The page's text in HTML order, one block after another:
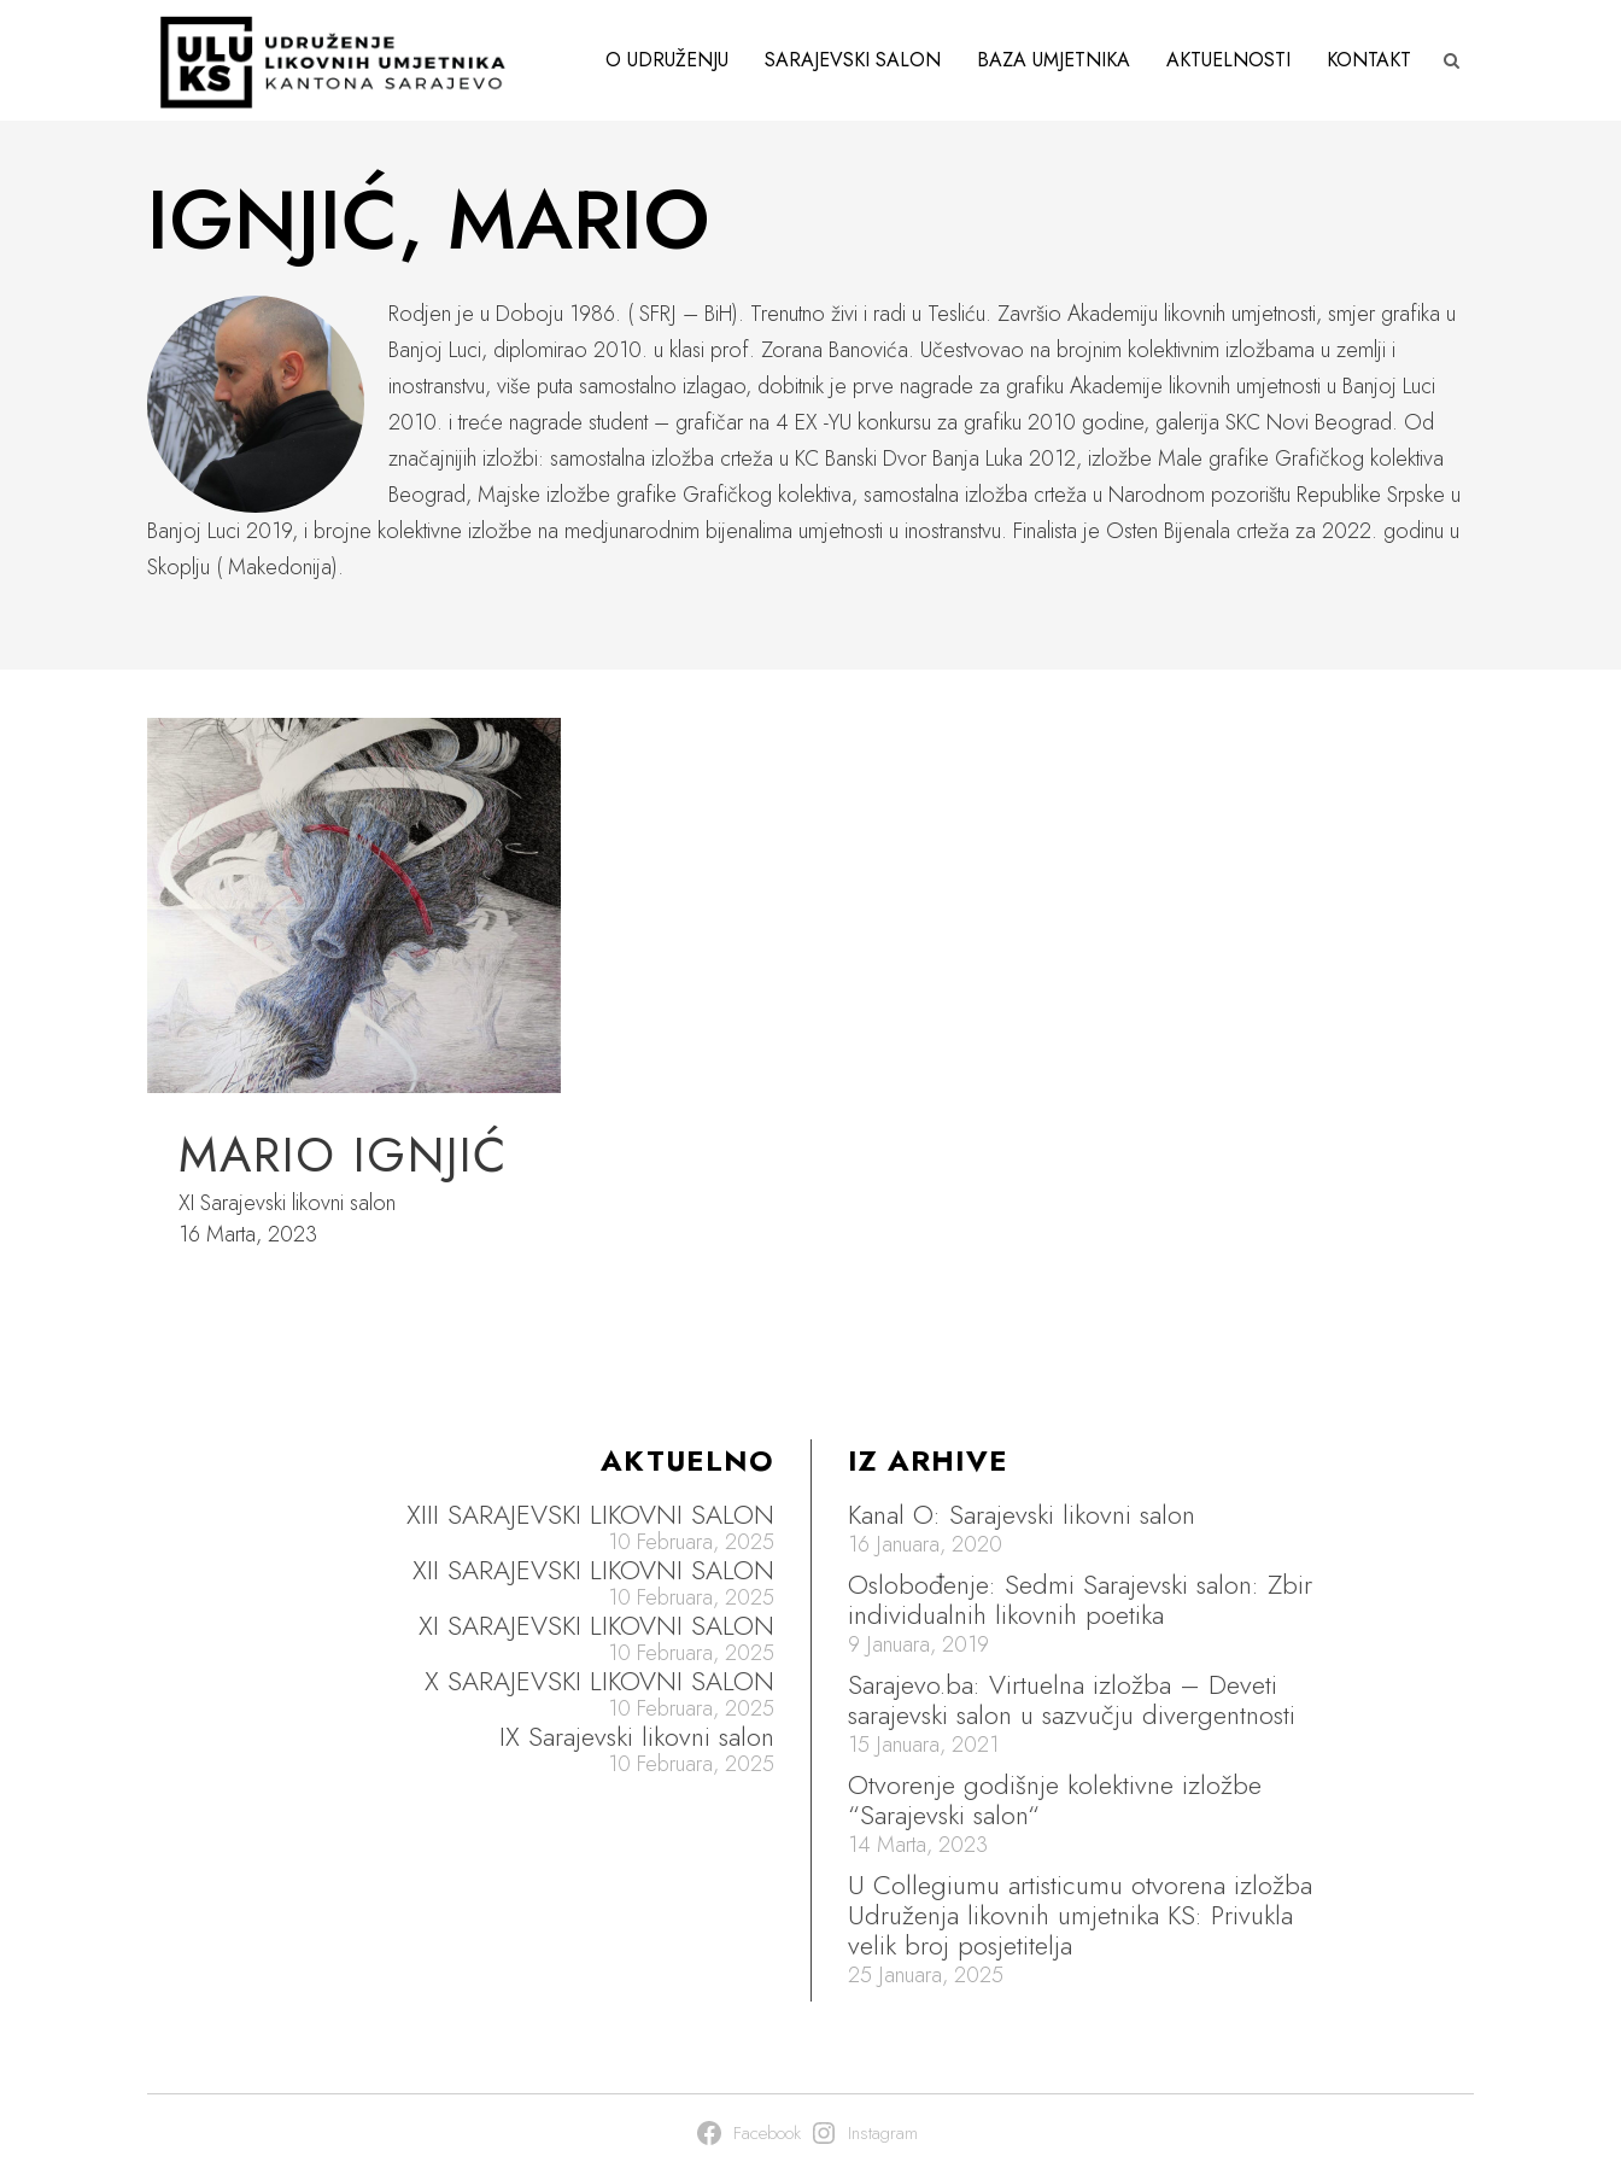
O UDRUŽENJU SARAJEVSKI SALON BAZA UMJETNIKA AKTUELNOSTI KONTAKT
IGNJIĆ, MARIO
Rodjen je u Doboju 1986. ( SFRJ – BiH). Trenutno živi i radi u Tesliću. Završio Akademiju likovnih umjetnosti, smjer grafika u
Banjoj Luci, diplomirao 2010. u klasi prof. Zorana Banovića. Učestvovao na brojnim kolektivnim izložbama u zemlji i
inostranstvu, više puta samostalno izlagao, dobitnik je prve nagrade za grafiku Akademije likovnih umjetnosti u Banjoj Luci
2010. i treće nagrade student – grafičar na 4 EX -YU konkursu za grafiku 2010 godine, galerija SKC Novi Beograd. Od
značajnijih izložbi: samostalna izložba crteža u KC Banski Dvor Banja Luka 2012, izložbe Male grafike Grafičkog kolektiva
Beograd, Majske izložbe grafike Grafičkog kolektiva, samostalna izložba crteža u Narodnom pozorištu Republike Srpske u
Banjoj Luci 2019, i brojne kolektivne izložbe na medjunarodnim bijenalima umjetnosti u inostranstvu. Finalista je Osten Bijenala crteža za 2022. godinu u
Skoplju ( Makedonija).
MARIO IGNJIĆ
XI Sarajevski likovni salon
16 Marta, 2023
AKTUELNO
XIII SARAJEVSKI LIKOVNI SALON
10 Februara, 2025
XII SARAJEVSKI LIKOVNI SALON
10 Februara, 2025
XI SARAJEVSKI LIKOVNI SALON
10 Februara, 2025
X SARAJEVSKI LIKOVNI SALON
10 Februara, 2025
IX Sarajevski likovni salon
10 Februara, 2025
IZ ARHIVE
Kanal O: Sarajevski likovni salon
16 Januara, 2020
Oslobođenje: Sedmi Sarajevski salon: Zbir
individualnih likovnih poetika
9 Januara, 2019
Sarajevo.ba: Virtuelna izložba – Deveti
sarajevski salon u sazvučju divergentnosti
15 Januara, 2021
Otvorenje godišnje kolektivne izložbe
“Sarajevski salon“
14 Marta, 2023
U Collegiumu artisticumu otvorena izložba
Udruženja likovnih umjetnika KS: Privukla
velik broj posjetitelja
25 Januara, 2025
Facebook Instagram